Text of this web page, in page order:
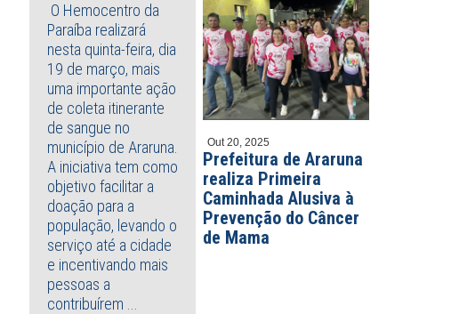
O Hemocentro da
Paraíba realizará
nesta quinta-feira, dia
19 de março, mais
uma importante ação
de coleta itinerante
de sangue no
município de Araruna.
A iniciativa tem como
objetivo facilitar a
doação para a
população, levando o
serviço até a cidade
e incentivando mais
pessoas a
contribuírem ...
Out 20, 2025
Prefeitura de Araruna
realiza Primeira
Caminhada Alusiva à
Prevenção do Câncer
de Mama